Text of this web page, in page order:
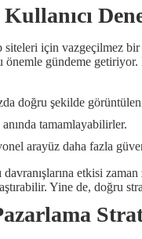
siteleri için vazgeçilmez bir
önemle gündeme
doğru şekilde
tamamlayabilirler.
arayüz daha fazla
etkisi
Yine de, doğru